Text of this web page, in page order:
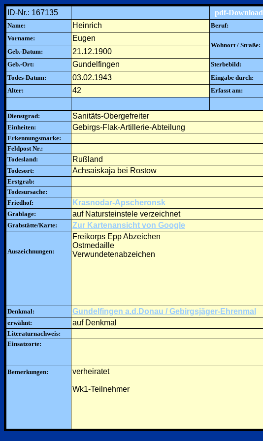
ID-Nr.: 167135 pdf-Download
Name: Heinrich
Beruf:
Vorname:
Eugen
Wohnort / Straße:
Geb.-Datum:
21.12.1900
Geb.-Ort: Gundelfingen Sterbebild:
Todes-Datum: 03.02.1943 Eingabe durch:
Alter: 42 Erfasst am:
Dienstgrad: Sanitäts-Obergefreiter
Einheiten: Gebirgs-Flak-Artillerie-Abteilung
Erkennungsmarke:
Feldpost Nr.:
Todesland:
Rußland
Todesort: Achsaiskaja bei Rostow
Erstgrab:
Todesursache:
Friedhof:
Krasnodar-Apscheronsk
Grablage: auf Natursteinstele verzeichnet
Grabstätte/Karte: Zur Kartenansicht von Google
Auszeichnungen:
Freikorps Epp Abzeichen
Ostmedaille
Verwundetenabzeichen
Denkmal: Gundelfingen a.d.Donau / Gebirgsjäger-Ehrenmal
erwähnt: auf Denkmal
Literaturnachweis:
Einsatzorte:
Bemerkungen: verheiratet
Wk1-Teilnehmer